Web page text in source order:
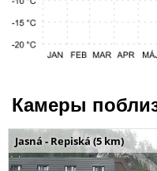
Камеры
Jasná - Repiská (5 km)